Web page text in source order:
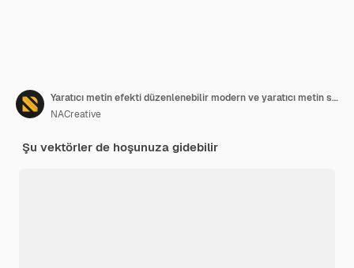
Yaratıcı metin efekti düzenlenebilir modern ve yaratıcı metin stili
NACreative
Şu vektörler de hoşunuza gidebilir